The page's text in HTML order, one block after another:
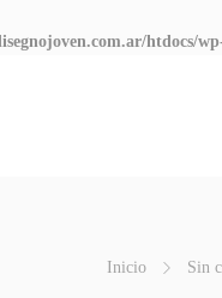
htdocs/
Inicio Sin